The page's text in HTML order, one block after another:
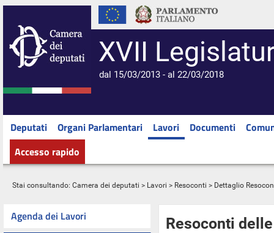
XVII
dal 15/03/2013 - al 22/03/2018
Deputati Organi Parlamentari Lavori Documenti
Accesso rapido
Stai consultando: Camera dei deputati > Lavori > Resoconti > Dettaglio
Agenda dei Lavori
Resoconti